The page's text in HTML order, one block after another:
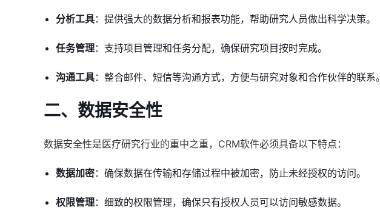
分析工具：提供强大的数据分析和报表功能，帮助研究人员做出科学决策。
任务管理：支持项目管理和任务分配，确保研究项目按时完成。
沟通工具：整合邮件、短信等沟通方式，方便与研究对象和合作伙伴的联系。
二、数据安全性
数据安全性是医疗研究行业的重中之重，CRM软件必须具备以下特点：
数据加密：确保数据在传输和存储过程中被加密，防止未经授权的访问。
权限管理：细致的权限管理，确保只有授权人员可以访问敏感数据。